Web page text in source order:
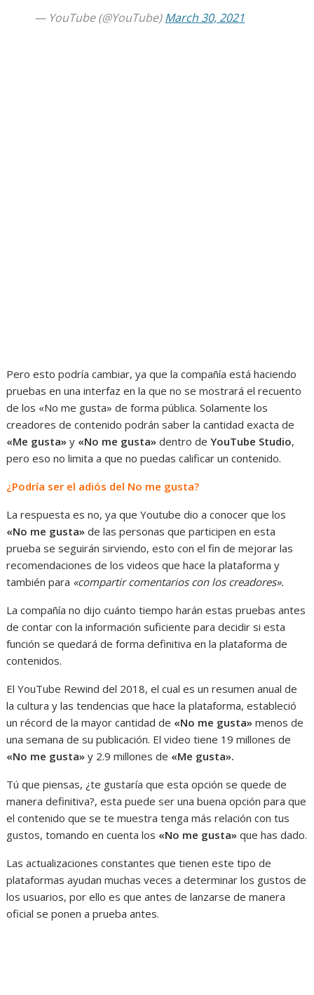
— YouTube (@YouTube)March 30, 2021
Pero esto podría cambiar, ya que la compañía está haciendo
pruebas en una interfaz en la que no se mostrará el recuento
de los «No me gusta» de forma pública. Solamente los
creadores de contenido podrán saber la cantidad exacta de
«Me gusta» y «No me gusta» dentro deYouTube Studio,
pero eso no limita a que no puedas calificar un contenido.
¿Podría ser el adiós del No me gusta?
La respuesta es no, ya que Youtube dio a conocer que los
«No me gusta» de las personas que participen en esta
prueba se seguirán sirviendo, esto con el fin de mejorar las
recomendaciones de los videos que hace la plataforma y
también para «compartir comentarios con los creadores».
La compañía no dijo cuánto tiempo harán estas pruebas antes
de contar con la información suficiente para decidir si esta
función se quedará de forma definitiva en la plataforma de
contenidos.
El YouTube Rewind del 2018, el cual es un resumen anual de
la cultura y las tendencias que hace la plataforma, estableció
un récord de la mayor cantidad de «No me gusta» menos de
una semana de su publicación. El video tiene 19 millones de
«No me gusta» y 2.9 millones de «Me gusta».
Tú que piensas, ¿te gustaría que esta opción se quede de
manera definitiva?, esta puede ser una buena opción para que
el contenido que se te muestra tenga más relación con tus
gustos, tomando en cuenta los «No me gusta» que has dado.
Las actualizaciones constantes que tienen este tipo de
plataformas ayudan muchas veces a determinar los gustos de
los usuarios, por ello es que antes de lanzarse de manera
oficial se ponen a prueba antes.